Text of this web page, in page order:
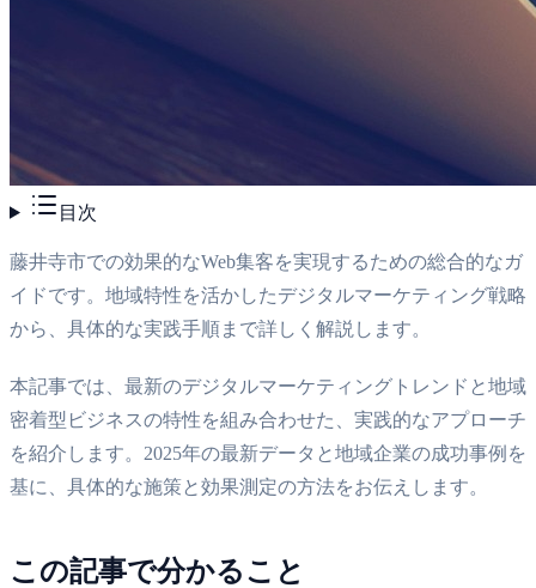
目次
藤井寺市での効果的なWeb集客を実現するための総合的なガ
イドです。地域特性を活かしたデジタルマーケティング戦略
から、具体的な実践手順まで詳しく解説します。
本記事では、最新のデジタルマーケティングトレンドと地域
密着型ビジネスの特性を組み合わせた、実践的なアプローチ
を紹介します。2025年の最新データと地域企業の成功事例を
基に、具体的な施策と効果測定の方法をお伝えします。
この記事で分かること